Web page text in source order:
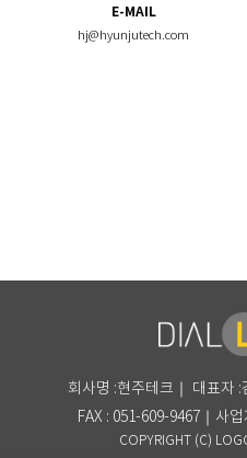
E-MAIL
hj@hyunjutech.com
회사명 :현주테크｜ 대표자
FAX : 051-609-9467｜사
COPYRIGHT (C)